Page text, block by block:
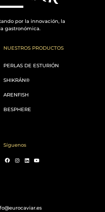
por la innovación, la
gastronómica.
NUESTROS PRODUCTOS
PERLAS DE ESTURIÓN
SHIKRÁN®
ARENFISH
BESPHERE
Síguenos